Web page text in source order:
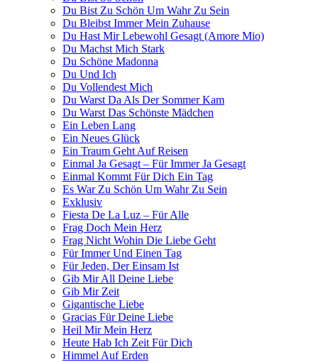
Du Bist Zu Schön Um Wahr Zu Sein
Du Bleibst Immer Mein Zuhause
Du Hast Mir Lebewohl Gesagt (Amore Mio)
Du Machst Mich Stark
Du Schöne Madonna
Du Und Ich
Du Vollendest Mich
Du Warst Da Als Der Sommer Kam
Du Warst Das Schönste Mädchen
Ein Leben Lang
Ein Neues Glück
Ein Traum Geht Auf Reisen
Einmal Ja Gesagt – Für Immer Ja Gesagt
Einmal Kommt Für Dich Ein Tag
Es War Zu Schön Um Wahr Zu Sein
Exklusiv
Fiesta De La Luz – Für Alle
Frag Doch Mein Herz
Frag Nicht Wohin Die Liebe Geht
Für Immer Und Einen Tag
Für Jeden, Der Einsam Ist
Gib Mir All Deine Liebe
Gib Mir Zeit
Gigantische Liebe
Gracias Für Deine Liebe
Heil Mir Mein Herz
Heute Hab Ich Zeit Für Dich
Himmel Auf Erden